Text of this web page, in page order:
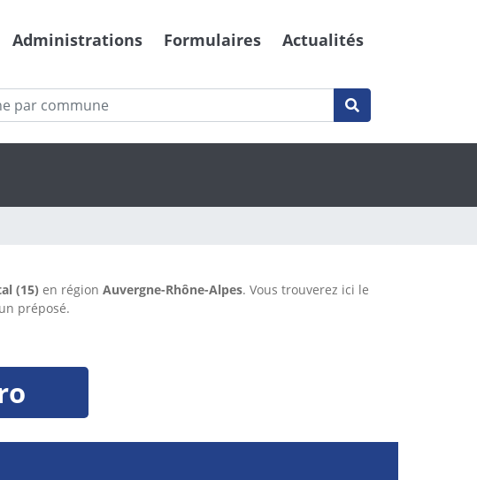
Administrations Formulaires Actualités
(15) en région Auvergne-Rhône-Alpes. Vous trouverez ici le
préposé.